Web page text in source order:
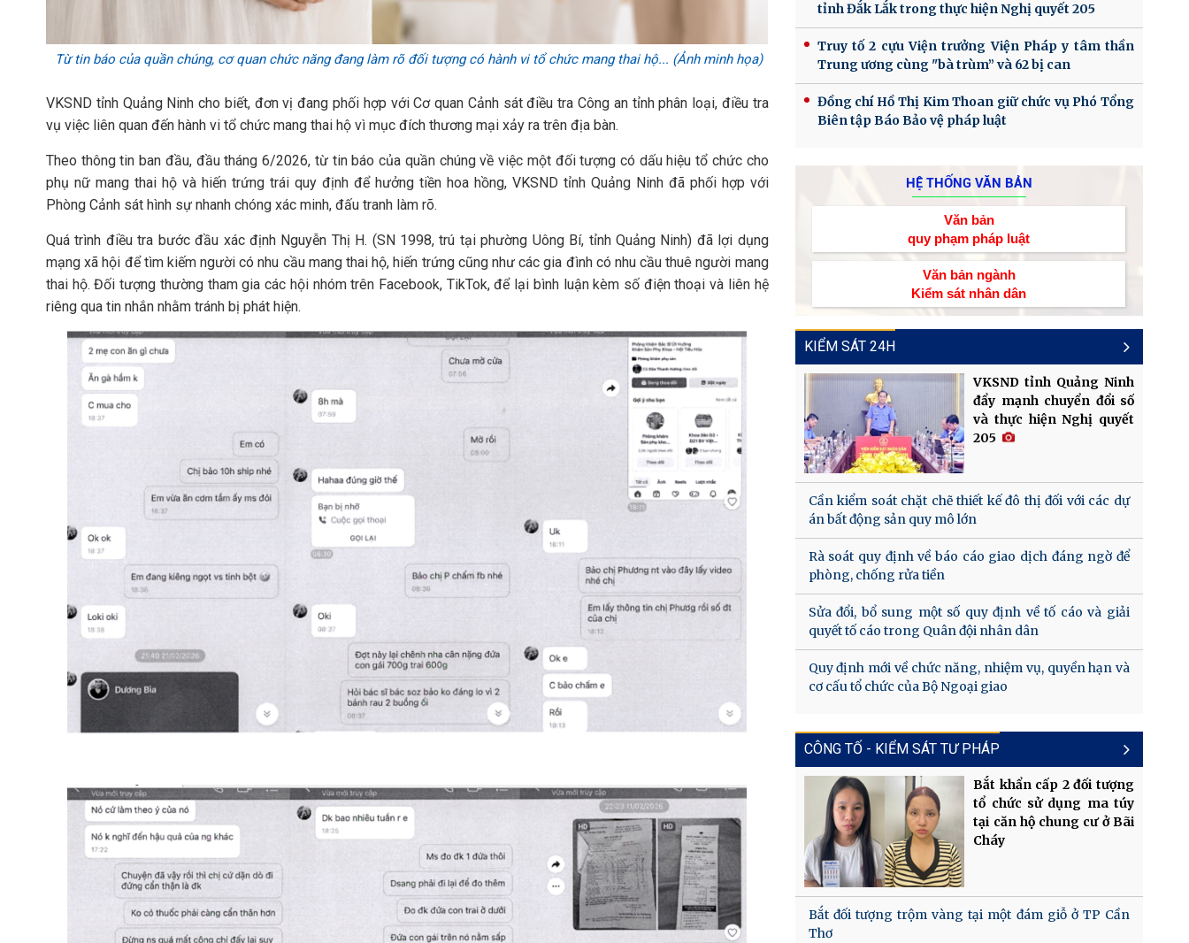
Từ tin báo của quần chúng, cơ quan chức năng đang làm rõ đối tượng có hành vi tổ chức mang thai hộ... (Ảnh minh họa)
VKSND tỉnh Quảng Ninh cho biết, đơn vị đang phối hợp với Cơ quan Cảnh sát điều tra Công an tỉnh phân loại, điều tra
vụ việc liên quan đến hành vi tổ chức mang thai hộ vì mục đích thương mại xảy ra trên địa bàn.
Theo thông tin ban đầu, đầu tháng 6/2026, từ tin báo của quần chúng về việc một đối tượng có dấu hiệu tổ chức cho
phụ nữ mang thai hộ và hiến trứng trái quy định để hưởng tiền hoa hồng, VKSND tỉnh Quảng Ninh đã phối hợp với
Phòng Cảnh sát hình sự nhanh chóng xác minh, đấu tranh làm rõ.
Quá trình điều tra bước đầu xác định Nguyễn Thị H. (SN 1998, trú tại phường Uông Bí, tỉnh Quảng Ninh) đã lợi dụng
mạng xã hội để tìm kiếm người có nhu cầu mang thai hộ, hiến trứng cũng như các gia đình có nhu cầu thuê người mang
thai hộ. Đối tượng thường tham gia các hội nhóm trên Facebook, TikTok, để lại bình luận kèm số điện thoại và liên hệ
riêng qua tin nhắn nhằm tránh bị phát hiện.
tỉnh Đắk Lắk trong thực hiện Nghị quyết 205
Truy tố 2 cựu Viện trưởng Viện Pháp y tâm thần
Trung ương cùng "bà trùm” và 62 bị can
Đồng chí Hồ Thị Kim Thoan giữ chức vụ Phó Tổng
Biên tập Báo Bảo vệ pháp luật
HỆ THỐNG VĂN BẢN
Văn bản
quy phạm pháp luật
Văn bản ngành
Kiểm sát nhân dân
KIỂM SÁT 24H
VKSND tỉnh Quảng Ninh
đẩy mạnh chuyển đổi số
và thực hiện Nghị quyết
205
Cần kiểm soát chặt chẽ thiết kế đô thị đối với các dự
án bất động sản quy mô lớn
Rà soát quy định về báo cáo giao dịch đáng ngờ để
phòng, chống rửa tiền
Sửa đổi, bổ sung một số quy định về tố cáo và giải
quyết tố cáo trong Quân đội nhân dân
Quy định mới về chức năng, nhiệm vụ, quyền hạn và
cơ cấu tổ chức của Bộ Ngoại giao
CÔNG TỐ - KIỂM SÁT TƯ PHÁP
Bắt khẩn cấp 2 đối tượng
tổ chức sử dụng ma túy
tại căn hộ chung cư ở Bãi
Cháy
Bắt đối tượng trộm vàng tại một đám giỗ ở TP Cần
Thơ